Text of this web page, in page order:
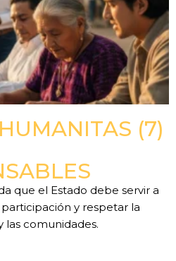
(7)
que el Estado debe servir a
y respetar la
las comunidades.